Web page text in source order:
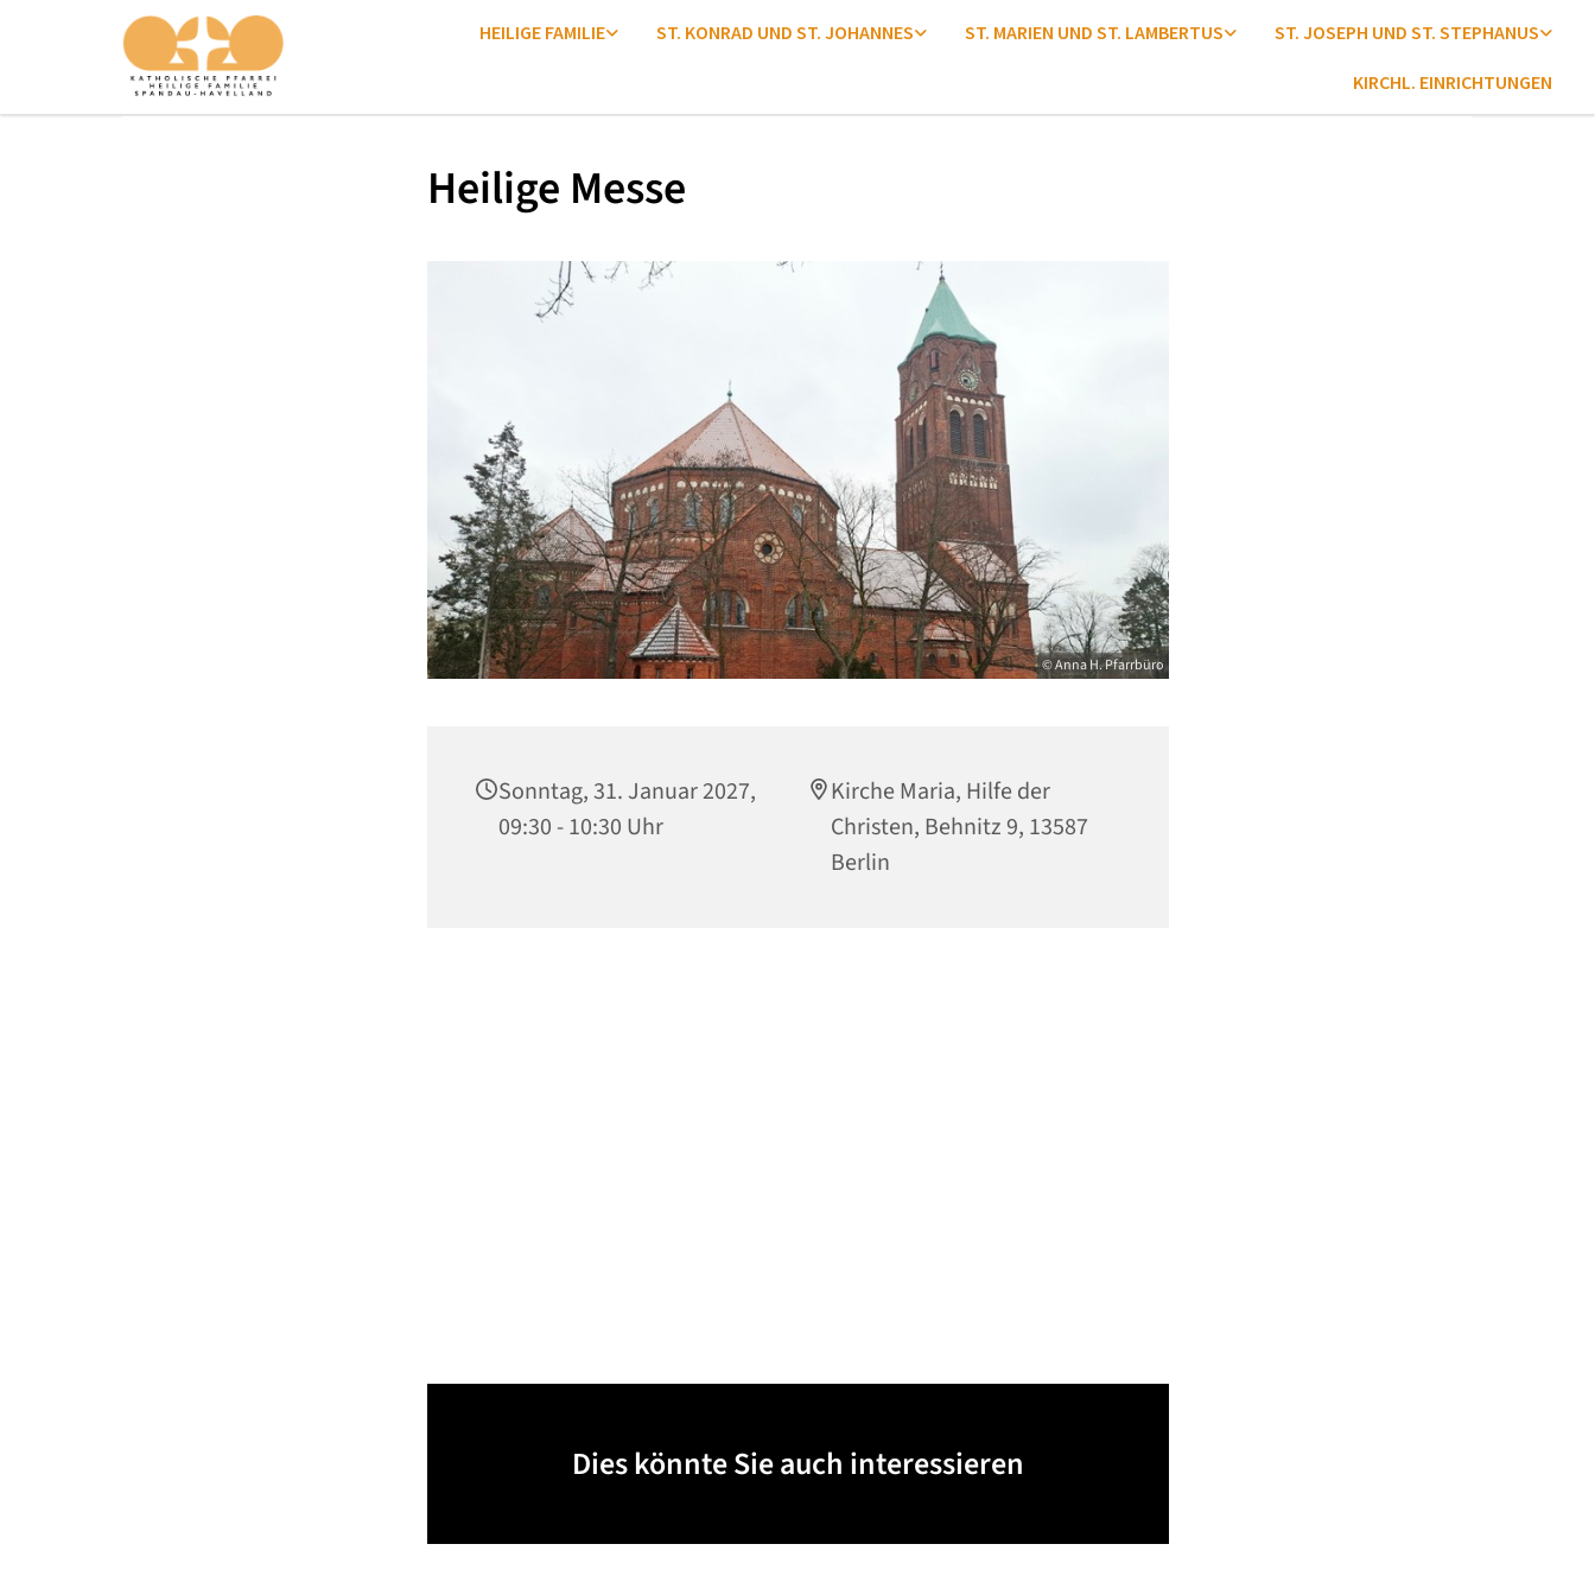
HEILIGE FAMILIE ST. KONRAD UND ST. JOHANNES ST. MARIEN UND ST. LAMBERTUS ST. JOSEPH UND ST. STEPHANUS
KIRCHL. EINRICHTUNGEN
Heilige Messe
© Anna H. Pfarrbüro
Sonntag, 31. Januar 2027,
09:30 - 10:30 Uhr
Kirche Maria, Hilfe der
Christen, Behnitz 9, 13587
Berlin
Dies könnte Sie auch interessieren